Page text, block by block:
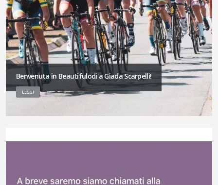
Benvenuta in Beautifulodi a Giada Scarpelli!
LEGGI